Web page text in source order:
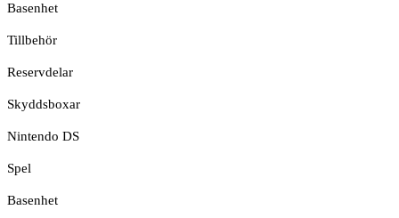
Basenhet
Tillbehör
Reservdelar
Skyddsboxar
Nintendo DS
Spel
Basenhet